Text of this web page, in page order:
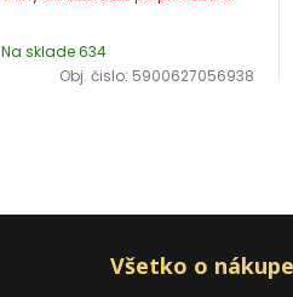
Na sklade 634
Obj. čislo: 5900627056938
Všetko o nákupe